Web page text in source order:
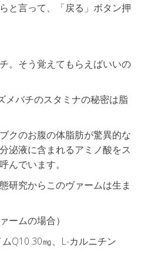
と言って、「戻る」ボタン押
。そう覚えてもらえばいいの
メバチのスタミナの秘密は脂
クのお腹の体脂肪が驚異的な
泌液に含まれるアミノ酸をス
んでいます。
研究からこのヴァームは生ま
ームの場合）
Q10 30㎎、L-カルニチン